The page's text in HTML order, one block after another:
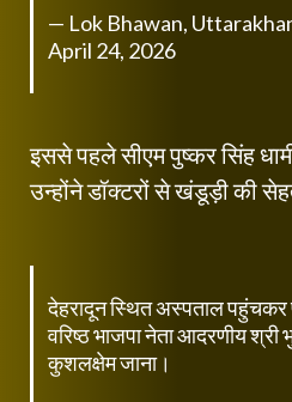
— Lok Bhawan,
April 24, 2026
इससे पहले सीएम पुष्कर सिंह
उन्होंने डॉक्टरों से खंडूड़ी की
देहरादून स्थित अस्पताल पहुंचकर
वरिष्ठ भाजपा नेता आदरणीय
कुशलक्षेम जाना।